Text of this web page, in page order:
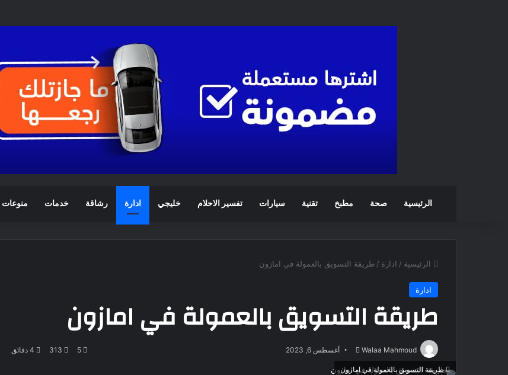
الرئيسية صحة مطبخ تقنية سيارات تفسير الاحلام خليجي ادارة رشاقة خدمات منوعات
الرئيسية / ادارة / طريقة التسويق بالعمولة في امازون
ادارة
طريقة التسويق بالعمولة في امازون
Walaa Mahmoud
ر
أغسطس 6, 2023 5
313
طريقة التسويق بالعمولة في امازون